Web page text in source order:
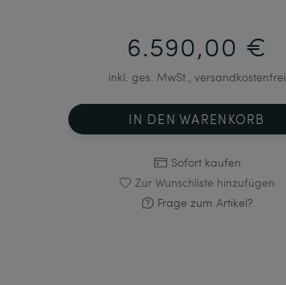
6.590,00 €
inkl. ges. MwSt., versandkostenfrei
IN DEN WARENKORB
Sofort kaufen
Zur Wunschliste hinzufügen
Frage zum Artikel?